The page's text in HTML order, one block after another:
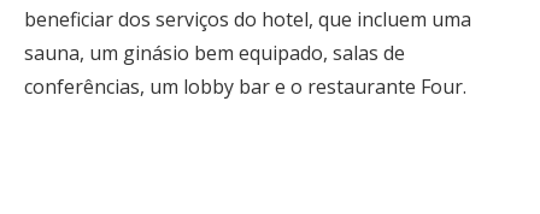
beneficiar dos serviços do hotel, que incluem uma
sauna, um ginásio bem equipado, salas de
conferências, um lobby bar e o restaurante Four.